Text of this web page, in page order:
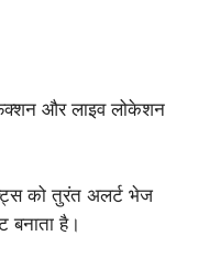
और लाइव लोकेशन
को तुरंत अलर्ट भेज
है।